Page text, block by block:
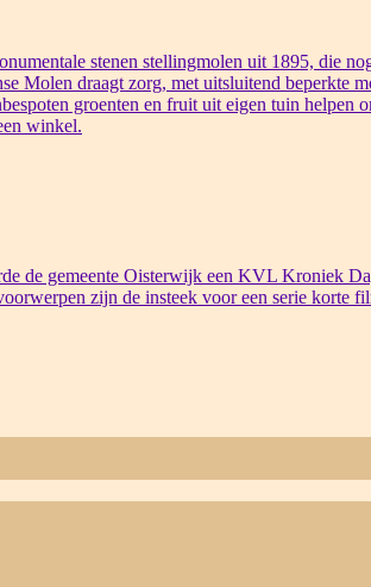
stenen stellingmolen uit 1895, die
Molen draagt zorg, met uitsluitend beperkte
groenten en fruit uit eigen tuin
winkel.
de gemeente Oisterwijk een KVL Kroniek
zijn de insteek voor een serie korte